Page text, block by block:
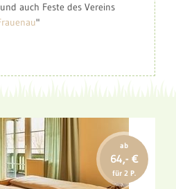
auch Feste des Vereins
"
ab
64,- €
für 2 P.